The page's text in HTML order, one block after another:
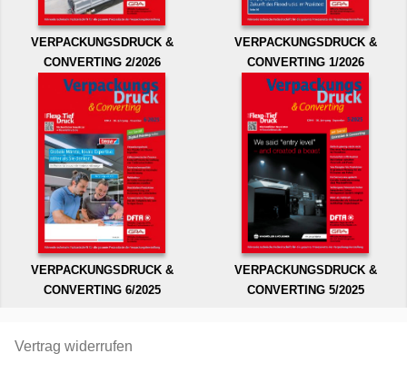
VERPACKUNGSDRUCK &
CONVERTING 2/2026
VERPACKUNGSDRUCK &
CONVERTING 1/2026
VERPACKUNGSDRUCK &
CONVERTING 6/2025
VERPACKUNGSDRUCK &
CONVERTING 5/2025
Vertrag widerrufen